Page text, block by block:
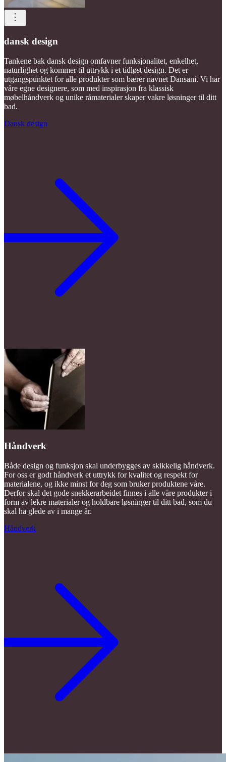
dansk design
Tankene bak dansk design omfavner funksjonalitet, enkelhet,
naturlighet og kommer til uttrykk i et tidløst design. Det er
utgangspunktet for alle produkter som bærer navnet Dansani. Vi har
våre egne designere, som med inspirasjon fra klassisk
møbelhåndverk og unike råmaterialer skaper vakre løsninger til ditt
bad.
Dansk design
Håndverk
Både design og funksjon skal underbygges av skikkelig håndverk.
For oss er godt håndverk et uttrykk for kvalitet og respekt for
materialene, og ikke minst for deg som bruker produktene våre.
Derfor skal det gode snekkerarbeidet finnes i alle våre produkter i
form av lekre materialer og holdbare løsninger til ditt bad, som du
skal ha glede av i mange år.
Håndverk